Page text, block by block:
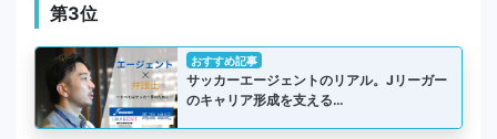
第3位
おすすめ記事
サッカーエージェントのリアル。Jリーガー
のキャリア形成を支える…